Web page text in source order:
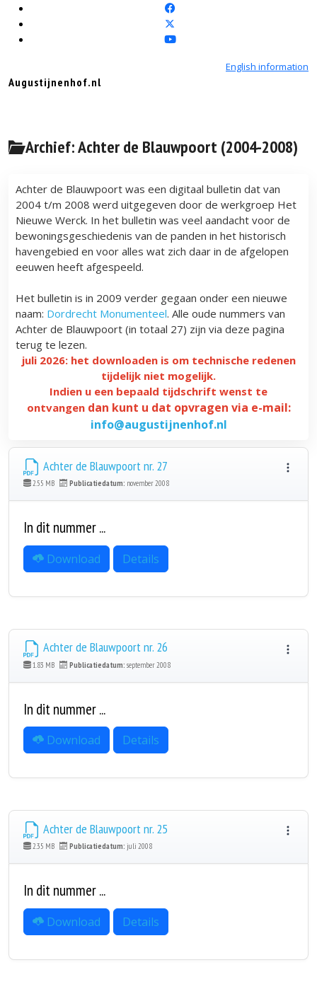
English information
Augustijnenhof.nl
Archief: Achter de Blauwpoort (2004-2008)
Achter de Blauwpoort was een digitaal bulletin dat van
2004 t/m 2008 werd uitgegeven door de werkgroep Het
Nieuwe Werck. In het bulletin was veel aandacht voor de
bewoningsgeschiedenis van de panden in het historisch
havengebied en voor alles wat zich daar in de afgelopen
eeuwen heeft afgespeeld.
Het bulletin is in 2009 verder gegaan onder een nieuwe
naam: Dordrecht Monumenteel. Alle oude nummers van
Achter de Blauwpoort (in totaal 27) zijn via deze pagina
terug te lezen.
juli 2026: het downloaden is om technische redenen
tijdelijk niet mogelijk.
Indien u een bepaald tijdschrift wenst te
ontvangen dan kunt u dat opvragen via e-mail:
info@augustijnenhof.nl
Achter de Blauwpoort nr. 27
2.55 MB Publicatiedatum: november 2008
In dit nummer ...
Download Details
Achter de Blauwpoort nr. 26
1.83 MB Publicatiedatum: september 2008
In dit nummer ...
Download Details
Achter de Blauwpoort nr. 25
2.35 MB Publicatiedatum: juli 2008
In dit nummer ...
Download Details